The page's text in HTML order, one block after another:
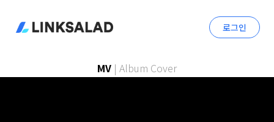
로그인
MV | Album Cover